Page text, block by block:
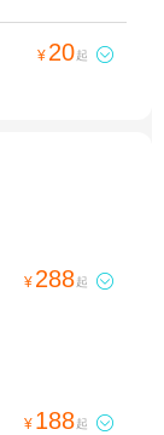
¥ 20起 
¥ 288起 
¥ 188起 